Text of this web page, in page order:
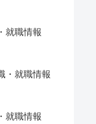
就職情報
・就職情報
就職情報